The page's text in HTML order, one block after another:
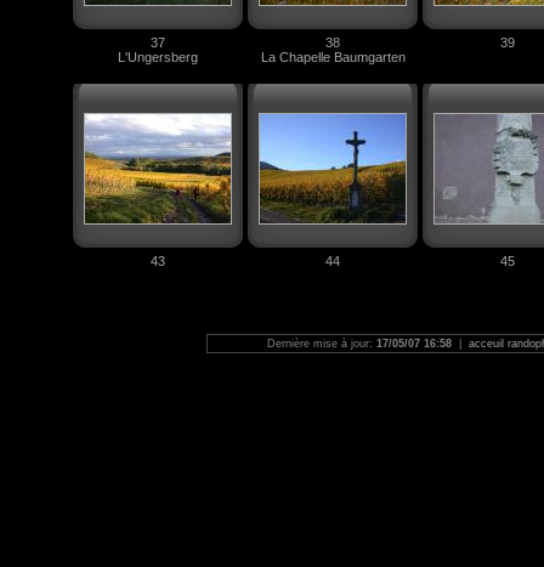
37
L'Ungersberg
38
La Chapelle Baumgarten
39
43 44 45
Dernière mise à jour: 17/05/07 16:58 acceuil